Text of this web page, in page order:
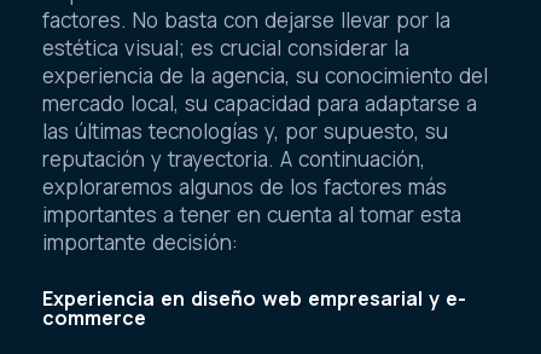
factores. No basta con dejarse llevar por la
estética visual; es crucial considerar la
experiencia de la agencia, su conocimiento del
mercado local, su capacidad para adaptarse a
las últimas tecnologías y, por supuesto, su
reputación y trayectoria. A continuación,
exploraremos algunos de los factores más
importantes a tener en cuenta al tomar esta
importante decisión:
Experiencia en diseño web empresarial y e-
commerce